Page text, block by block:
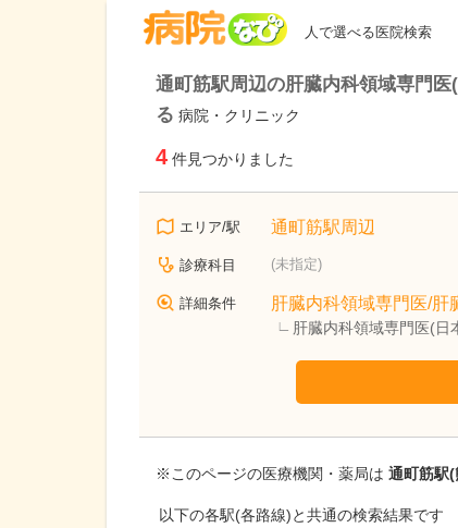
人で選べる医院検索
通町筋駅周辺の肝臓内科領域専門
る 病院・クリニック
4 件見つかりました
エリア/駅 通町筋駅周辺
診療科目 (未指定)
詳細条件 肝臓内科領域専門医/肝
肝臓内科領域専門医(日
※このページの医療機関・薬局は 通町筋駅
以下の各駅(各路線)と共通の検索結果です